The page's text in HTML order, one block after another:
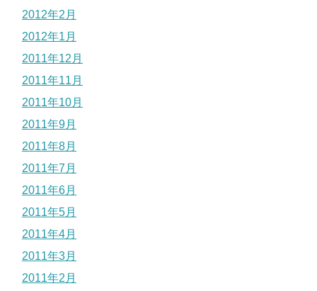
2012年2月
2012年1月
2011年12月
2011年11月
2011年10月
2011年9月
2011年8月
2011年7月
2011年6月
2011年5月
2011年4月
2011年3月
2011年2月